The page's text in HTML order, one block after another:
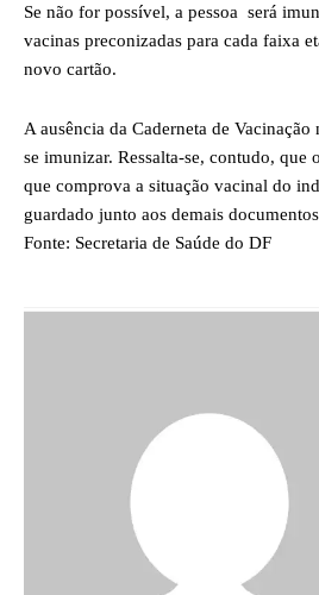
Se não for possível, a pessoa será
vacinas preconizadas para cada faixa
novo cartão.
A ausência da Caderneta de
se imunizar. Ressalta-se, contudo, que
que comprova a situação vacinal do
guardado junto aos demais
Fonte: Secretaria de Saúde do DF